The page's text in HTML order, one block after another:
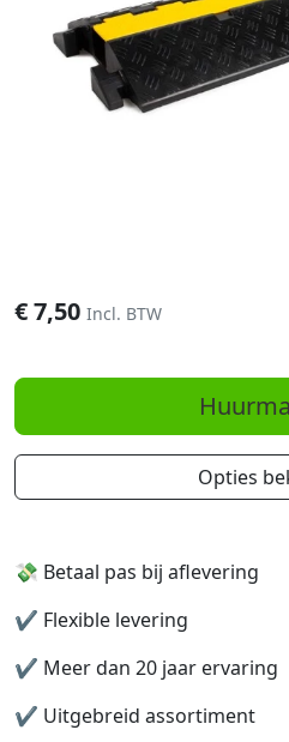
€7,50 Incl. BTW
Opties
💸 Betaal pas bij aflevering
✔️ Flexible levering
✔️ Meer dan 20 jaar ervaring
✔️ Uitgebreid assortiment